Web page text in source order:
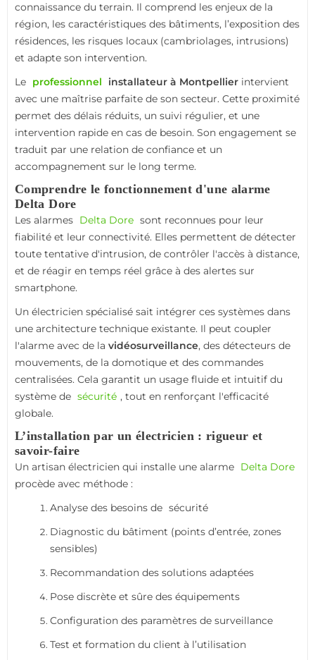
connaissance du terrain. Il comprend les enjeux de la
région, les caractéristiques des bâtiments, l’exposition des
résidences, les risques locaux (cambriolages, intrusions)
et adapte son intervention.
Le professionnel installateur à Montpellier intervient
avec une maîtrise parfaite de son secteur. Cette proximité
permet des délais réduits, un suivi régulier, et une
intervention rapide en cas de besoin. Son engagement se
traduit par une relation de confiance et un
accompagnement sur le long terme.
Comprendre le fonctionnement d'une alarme
Delta Dore
Les alarmes Delta Dore sont reconnues pour leur
fiabilité et leur connectivité. Elles permettent de détecter
toute tentative d'intrusion, de contrôler l'accès à distance,
et de réagir en temps réel grâce à des alertes sur
smartphone.
Un électricien spécialisé sait intégrer ces systèmes dans
une architecture technique existante. Il peut coupler
l'alarme avec de la vidéosurveillance, des détecteurs de
mouvements, de la domotique et des commandes
centralisées. Cela garantit un usage fluide et intuitif du
système de sécurité , tout en renforçant l'efficacité
globale.
L’installation par un électricien : rigueur et
savoir-faire
Un artisan électricien qui installe une alarme Delta Dore
procède avec méthode :
Analyse des besoins de sécurité
Diagnostic du bâtiment (points d’entrée, zones
sensibles)
Recommandation des solutions adaptées
Pose discrète et sûre des équipements
Configuration des paramètres de surveillance
Test et formation du client à l’utilisation